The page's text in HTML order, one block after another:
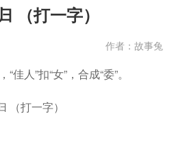
（打一字）
作者：故事兔
佳人”扣“女”，合成“委”。
（打一字）